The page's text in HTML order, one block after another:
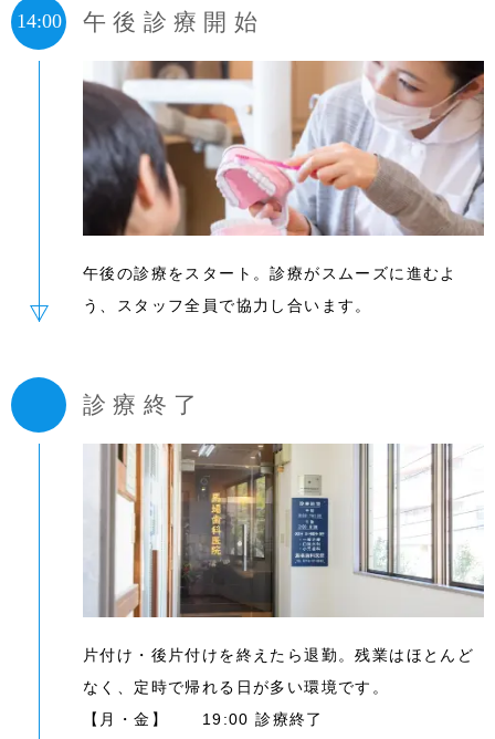
14:00 午後診療開始
午後の診療をスタート。診療がスムーズに進むよ
う、スタッフ全員で協力し合います。
診療終了
片付け・後片付けを終えたら退勤。残業はほとんど
なく、定時で帰れる日が多い環境です。
【月・金】 19:00 診療終了